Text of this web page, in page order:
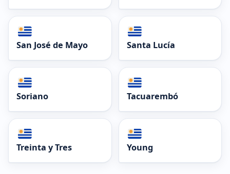
San José de Mayo Santa Lucía
Soriano Tacuarembó
Treinta y Tres Young